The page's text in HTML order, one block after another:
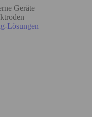
Geräte
Lösungen